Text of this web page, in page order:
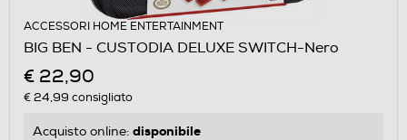
ACCESSORI HOME ENTERTAINMENT
BIG BEN - CUSTODIA DELUXE SWITCH-Nero
€ 22,90
€ 24,99 consigliato
Acquisto online: disponibile